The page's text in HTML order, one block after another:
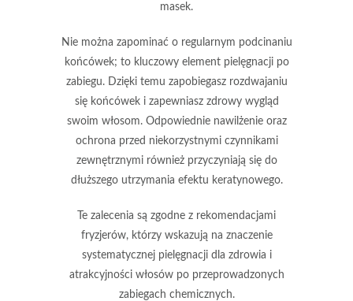
masek.
Nie można zapominać o regularnym podcinaniu
końcówek; to kluczowy element pielęgnacji po
zabiegu. Dzięki temu zapobiegasz rozdwajaniu
się końcówek i zapewniasz zdrowy wygląd
swoim włosom. Odpowiednie nawilżenie oraz
ochrona przed niekorzystnymi czynnikami
zewnętrznymi również przyczyniają się do
dłuższego utrzymania efektu keratynowego.
Te zalecenia są zgodne z rekomendacjami
fryzjerów, którzy wskazują na znaczenie
systematycznej pielęgnacjidla zdrowia i
atrakcyjności włosów po przeprowadzonych
zabiegach chemicznych.